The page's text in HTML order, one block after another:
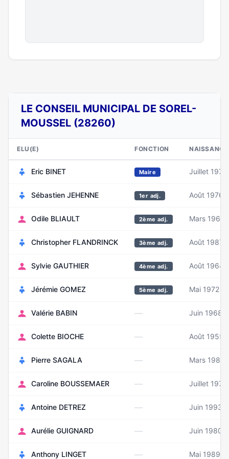
LE CONSEIL MUNICIPAL DE SOREL-
MOUSSEL (28260)
ELU(E) FONCTION NAISSANCE
Eric BINET Maire Juillet 1977
Sébastien JEHENNE 1er adj. Août 1976
Odile BLIAULT 2ème adj. Mars 1965
Christopher FLANDRINCK 3ème adj. Août 1987
Sylvie GAUTHIER 4ème adj. Août 1964
Jérémie GOMEZ 5ème adj. Mai 1972
Valérie BABIN — Juin 1968
Colette BIOCHE — Août 1955
Pierre SAGALA — Mars 1987
Caroline BOUSSEMAER — Juillet 1978
Antoine DETREZ — Juin 1993
Aurélie GUIGNARD — Juin 1980
Anthony LINGET — Mai 1989